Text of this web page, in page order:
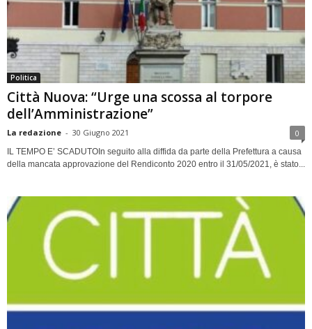
Politica
Città Nuova: “Urge una scossa al torpore
dell’Amministrazione”
La redazione - 30 Giugno 2021 0
IL TEMPO E’ SCADUTOIn seguito alla diffida da parte della Prefettura a causa
della mancata approvazione del Rendiconto 2020 entro il 31/05/2021, è stato...